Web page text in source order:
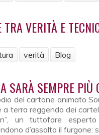
TRA VERITÀ E
verità
Blog
SARÀ SEMPRE PIÙ
del cartone animato
terra reggendo dei
un tuttofare
d’assalto il furgone: